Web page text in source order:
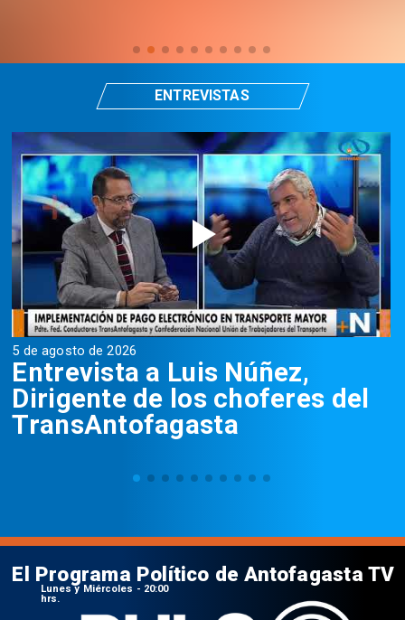
5 de agosto de 2026
Entrevista a Luis Núñez,
Dirigente de los choferes del
TransAntofagasta
ENTREVISTAS
El Programa Político de Antofagasta TV
Lunes y Miércoles - 20:00
hrs.